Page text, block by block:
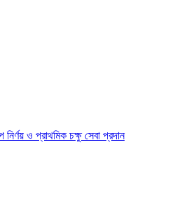
ও প্রাথমিক চক্ষু সেবা প্রদান